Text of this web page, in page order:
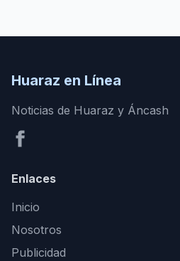
Huaraz en Línea
Noticias de Huaraz y Áncash
Enlaces
Inicio
Nosotros
Publicidad